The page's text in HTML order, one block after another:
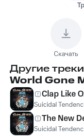
Скачать
Другие
World Gone
Clap Like
Suicidal
The New
Suicidal